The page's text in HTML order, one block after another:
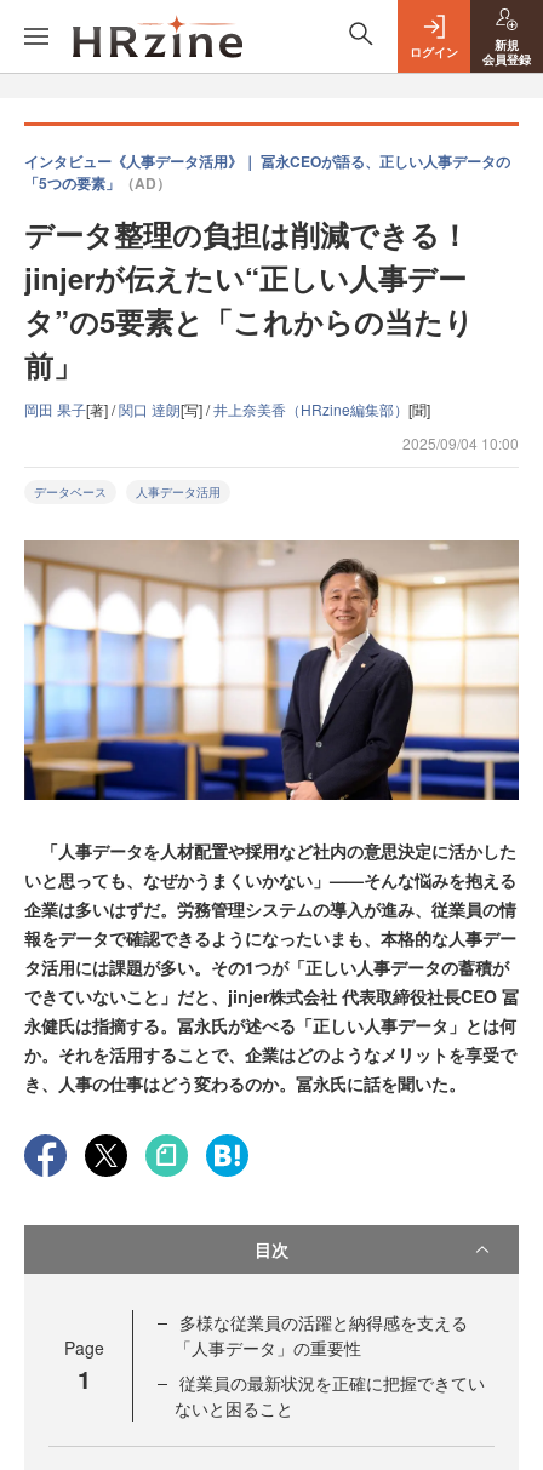
ログイン
新規
会員登録
インタビュー《人事データ活用》｜ 冨永CEOが語る、正しい人事データの
「5つの要素」
（AD）
データ整理の負担は削減できる！
jinjerが伝えたい“正しい人事デー
タ”の5要素と「これからの当たり
前」
岡田 果子[著] /関口 達朗[写] /井上奈美香（HRzine編集部） [聞]
2025/09/04 10:00
データベース 人事データ活用
「人事データを人材配置や採用など社内の意思決定に活かした
いと思っても、なぜかうまくいかない」——そんな悩みを抱える
企業は多いはずだ。労務管理システムの導入が進み、従業員の情
報をデータで確認できるようになったいまも、本格的な人事デー
タ活用には課題が多い。その1つが「正しい人事データの蓄積が
できていないこと」だと、jinjer株式会社 代表取締役社長CEO 冨
永健氏は指摘する。冨永氏が述べる「正しい人事データ」とは何
か。それを活用することで、企業はどのようなメリットを享受で
き、人事の仕事はどう変わるのか。冨永氏に話を聞いた。
目次
Page
1
多様な従業員の活躍と納得感を支える
「人事データ」の重要性
従業員の最新状況を正確に把握できてい
ないと困ること